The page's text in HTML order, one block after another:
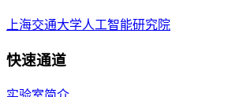
上海交通大学人工智能研究院
快速通道